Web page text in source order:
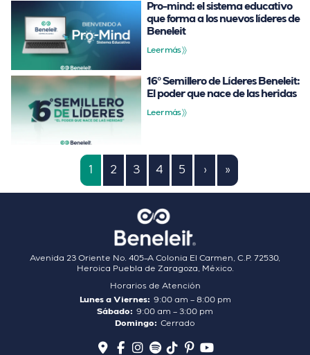
Pro-mind: el sistema educativo
que forma a los nuevos líderes de
Beneleit
Leer más 〉〉
16º Semillero de Líderes Beneleit:
El poder que nace de las heridas
Leer más 〉〉
1 2 3 4 5 › »
Avenida 23 Oriente No. 405–A Colonia El Carmen, C.P. 72530,
Heroica Puebla de Zaragoza, México.
Horarios de Atención
Lunes a Viernes: 9:00 am – 8:00 pm
Sábado: 9:00 am – 3:00 pm
Domingo: Cerrado